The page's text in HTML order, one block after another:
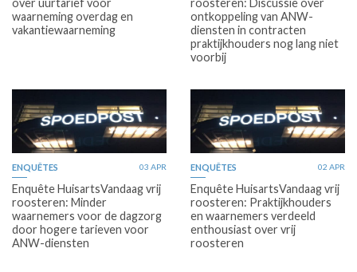
over uurtarief voor
waarneming overdag en
vakantiewaarneming
roosteren: Discussie over
ontkoppeling van ANW-
diensten in contracten
praktijkhouders nog lang niet
voorbij
ENQUÊTES 03 APR
Enquête HuisartsVandaag vrij
roosteren: Minder
waarnemers voor de dagzorg
door hogere tarieven voor
ANW-diensten
ENQUÊTES 02 APR
Enquête HuisartsVandaag vrij
roosteren: Praktijkhouders
en waarnemers verdeeld
enthousiast over vrij
roosteren